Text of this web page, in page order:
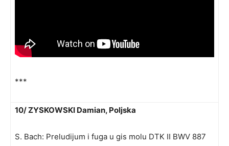
***
10/ ZYSKOWSKI Damian, Poljska
S. Bach: Preludijum i fuga u gis molu DTK II BWV 887